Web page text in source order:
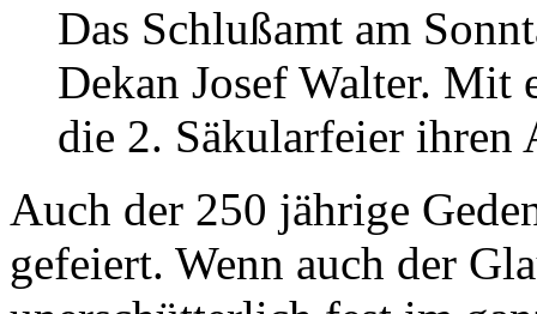
Das Schlußamt am
Dekan Josef Walter. Mit
die 2. Säkularfeier ihren
Auch der 250 jährige
gefeiert. Wenn auch der